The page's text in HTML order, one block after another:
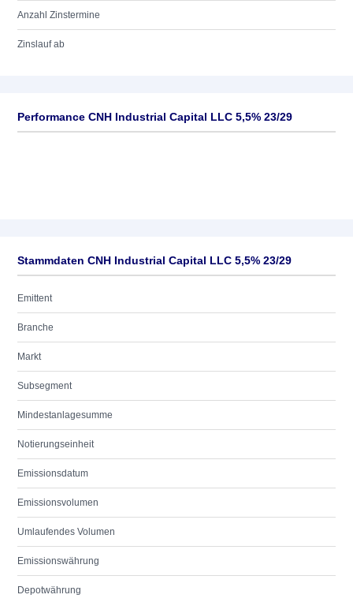
Anzahl Zinstermine
Zinslauf ab
Performance CNH Industrial Capital LLC 5,5% 23/29
Stammdaten CNH Industrial Capital LLC 5,5% 23/29
Emittent
Branche
Markt
Subsegment
Mindestanlagesumme
Notierungseinheit
Emissionsdatum
Emissionsvolumen
Umlaufendes Volumen
Emissionswährung
Depotwährung